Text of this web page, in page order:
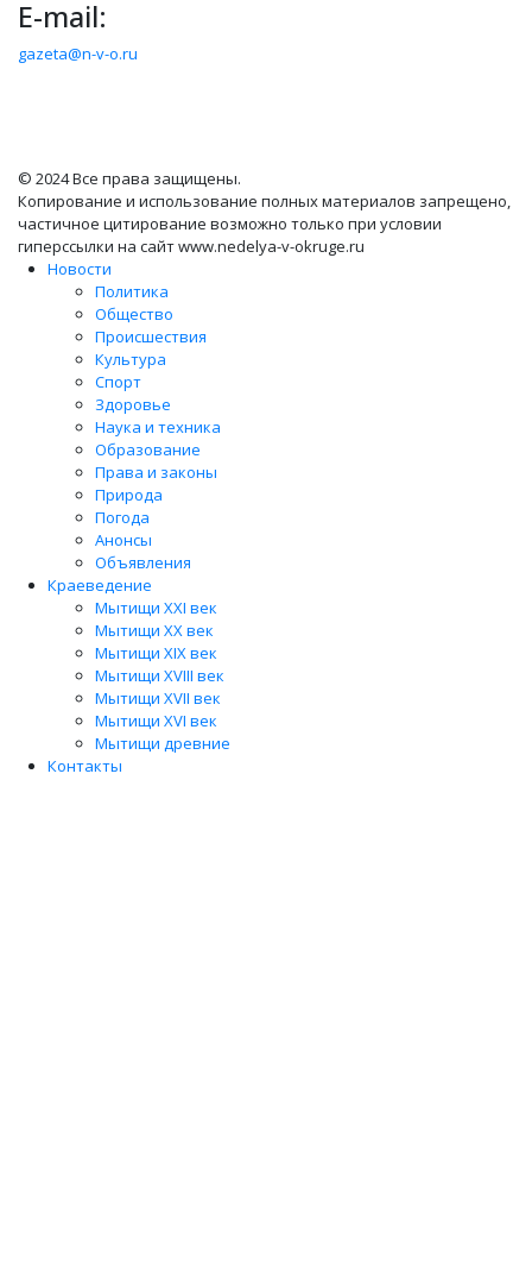
E-mail:
gazeta@n-v-o.ru
© 2024 Все права защищены.
Копирование и использование полных материалов запрещено,
частичное цитирование возможно только при условии
гиперссылки на сайт www.nedelya-v-okruge.ru
Новости
Политика
Общество
Происшествия
Культура
Спорт
Здоровье
Наука и техника
Образование
Права и законы
Природа
Погода
Анонсы
Объявления
Краеведение
Мытищи XXI век
Мытищи XX век
Мытищи XIX век
Мытищи XVIII век
Мытищи XVII век
Мытищи XVI век
Мытищи древние
Контакты